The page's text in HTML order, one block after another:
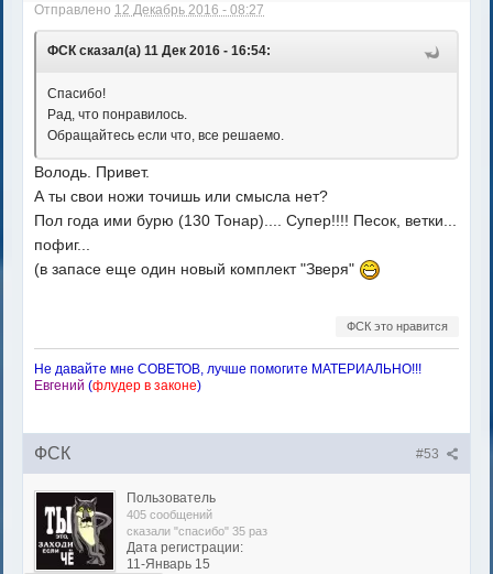
Отправлено 12 Декабрь 2016 - 08:27
ФСК сказал(а) 11 Дек 2016 - 16:54:
Спасибо!
Рад, что понравилось.
Обращайтесь если что, все решаемо.
Володь. Привет.
А ты свои ножи точишь или смысла нет?
Пол года ими бурю (130 Тонар).... Супер!!!! Песок, ветки...
пофиг...
(в запасе еще один новый комплект "Зверя"
ФСК это нравится
Не давайте мне СОВЕТОВ, лучше помогите МАТЕРИАЛЬНО!!!
Евгений (флудер в законе)
#53
ФСК
Пользователь
405 сообщений
сказали "спасибо" 35 раз
Дата регистрации:
11-Январь 15